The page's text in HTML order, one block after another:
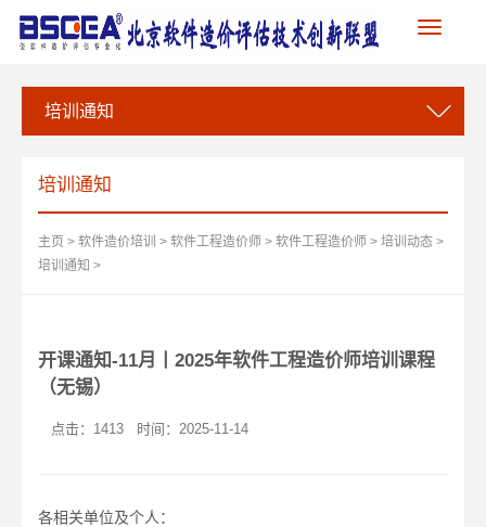
Toggle
navigation
培训通知
培训通知
主页 > 软件造价培训 > 软件工程造价师 > 软件工程造价师 > 培训动态 >
培训通知 >
开课通知-11月丨2025年软件工程造价师培训课程
（无锡）
点击： 1413 时间：2025-11-14
各相关单位及个人：